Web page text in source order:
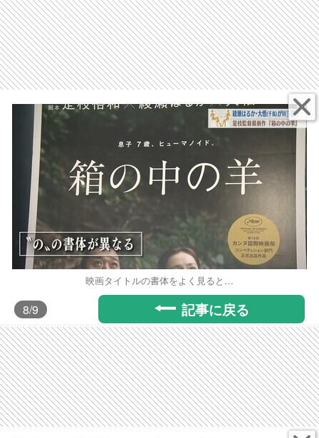
映画タイトルの書体をよく見ると…
8/9 記事に戻る